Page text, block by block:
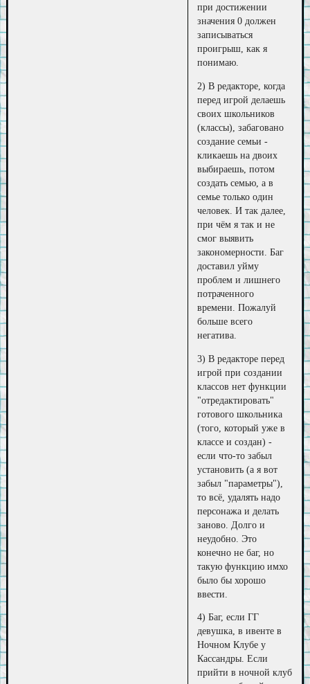
при достижении
значения 0 должен
записываться
проигрыш, как я
понимаю.
2) В редакторе, когда
перед игрой делаешь
своих школьников
(классы), забаговано
создание семьи -
кликаешь на двоих
выбираешь, потом
создать семью, а в
семье только один
человек. И так далее,
при чём я так и не
смог выявить
закономерности. Баг
доставил уйму
проблем и лишнего
потраченного
времени. Пожалуй
больше всего
негатива.
3) В редакторе перед
игрой при создании
классов нет функции
"отредактировать"
готового школьника
(того, который уже в
классе и создан) -
если что-то забыл
установить (а я вот
забыл "параметры"),
то всё, удалять надо
персонажа и делать
заново. Долго и
неудобно. Это
конечно не баг, но
такую функцию имхо
было бы хорошо
ввести.
4) Баг, если ГГ
девушка, в ивенте в
Ночном Клубе у
Кассандры. Если
прийти в ночной клуб